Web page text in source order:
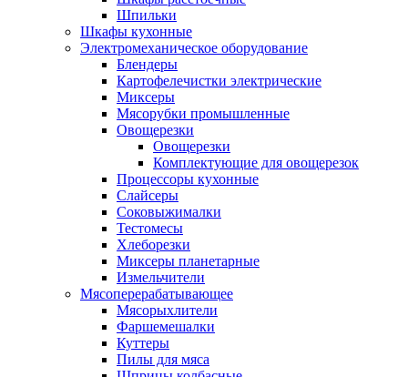
Шпильки
Шкафы кухонные
Электромеханическое оборудование
Блендеры
Картофелечистки электрические
Миксеры
Мясорубки промышленные
Овощерезки
Овощерезки
Комплектующие для овощерезок
Процессоры кухонные
Слайсеры
Соковыжималки
Тестомесы
Хлеборезки
Миксеры планетарные
Измельчители
Мясоперерабатывающее
Мясорыхлители
Фаршемешалки
Куттеры
Пилы для мяса